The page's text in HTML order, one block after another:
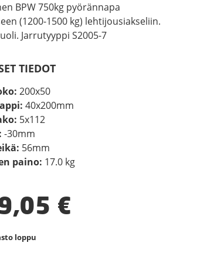
BPW 750kg pyörännapa
(1200-1500 kg) lehtijousiakseliin.
Jarrutyyppi S2005-7
TIEDOT
200x50
40x200mm
5x112
-30mm
56mm
paino: 17.0 kg
€
loppu